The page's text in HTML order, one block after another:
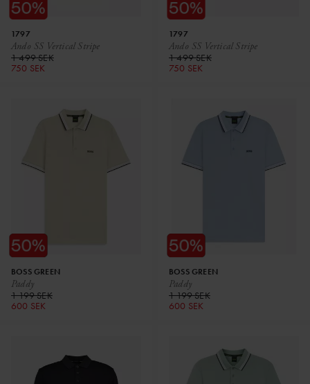
Ando SS Vertical Stripe
1797
1 499 SEK
750 SEK
Ando SS Vertical Stripe
1797
1 499 SEK
750 SEK
Paddy
BOSS GREEN
1 199 SEK
600 SEK
Paddy
BOSS GREEN
1 199 SEK
600 SEK